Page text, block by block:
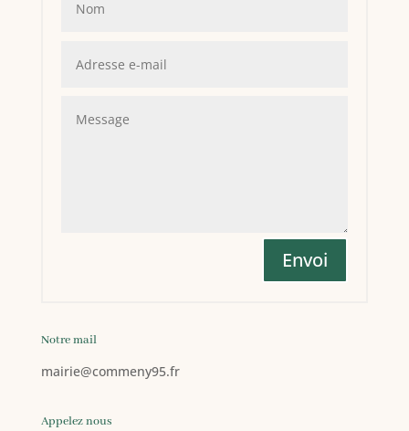
Envoi
Notre mail
mairie@commeny95.fr
Appelez nous